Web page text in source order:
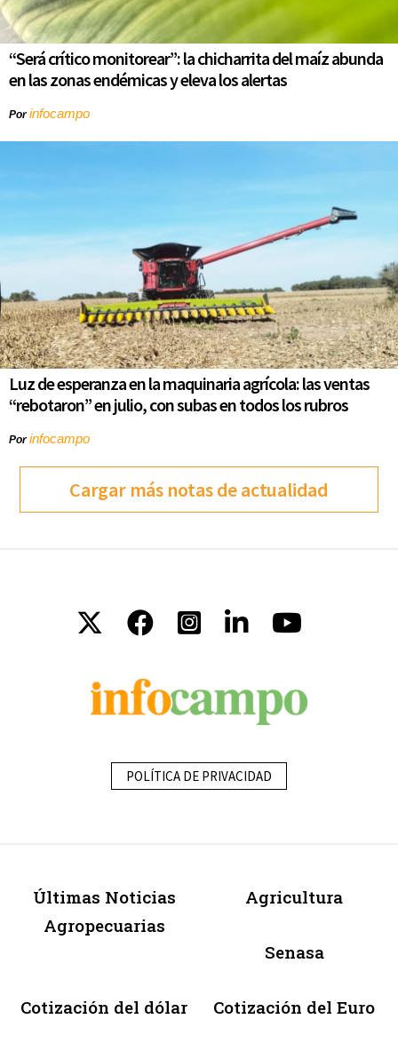
“Será crítico monitorear”: la chicharrita del maíz abunda
en las zonas endémicas y eleva los alertas
Porinfocampo
Luz de esperanza en la maquinaria agrícola: las ventas
“rebotaron” en julio, con subas en todos los rubros
Porinfocampo
Cargar más notas de actualidad
POLÍTICA DE PRIVACIDAD
Últimas Noticias
Agropecuarias
Agricultura
Senasa
Cotización del dólar Cotización del Euro